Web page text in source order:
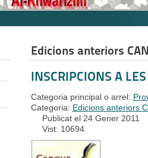
Edicions anteriors
INSCRIPCIONS A
Categoria principal o arrel:
Categoria: Edicions anteriors
Publicat el 24 Gener 2011
Vist: 10694